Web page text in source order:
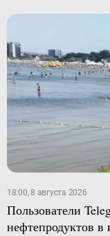
18:00, 8 августа 2026
Пользователи
нефтепродуктов